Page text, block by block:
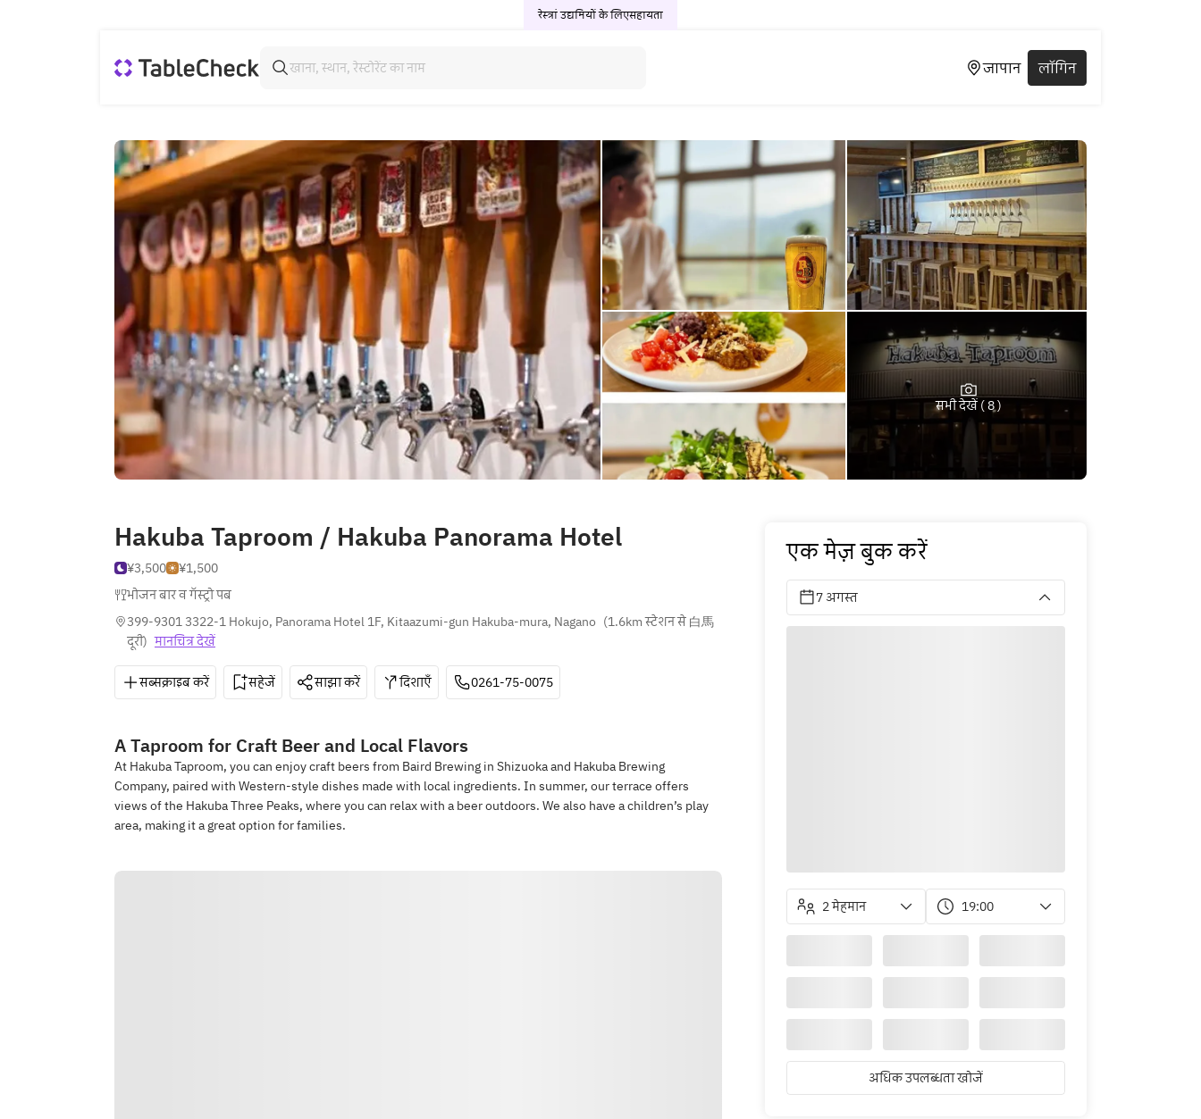
रेस्त्रां उद्यमियों के लिएसहायता
जापान लॉगिन
सभी देखें ( 8 )
Hakuba Taproom / Hakuba Panorama Hotel
¥3,500
¥1,500
भोजन बार व गॅस्ट्रो पब
399-9301 3322-1 Hokujo, Panorama Hotel 1F, Kitaazumi-gun Hakuba-mura, Nagano (1.6km स्टेशन से 白馬
दूरी) मानचित्र देखें
सब्सक्राइब करें सहेजें साझा करें दिशाएँ 0261-75-0075
A Taproom for Craft Beer and Local Flavors
At Hakuba Taproom, you can enjoy craft beers from Baird Brewing in Shizuoka and Hakuba Brewing
Company, paired with Western-style dishes made with local ingredients. In summer, our terrace offers
views of the Hakuba Three Peaks, where you can relax with a beer outdoors. We also have a children’s play
area, making it a great option for families.
एक मेज़ बुक करें
7 अगस्त
2 मेहमान 19:00
अधिक उपलब्धता खोजें